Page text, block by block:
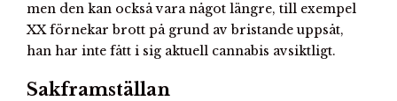
men den kan också vara något längre, till exempel
XX förnekar brott på grund av bristande uppsåt,
han har inte fått i sig aktuell cannabis avsiktligt.
Sakframställan